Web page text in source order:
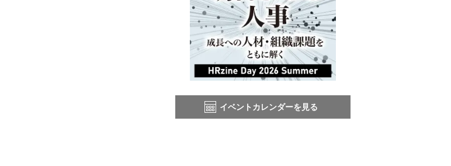
イベントカレンダーを見る